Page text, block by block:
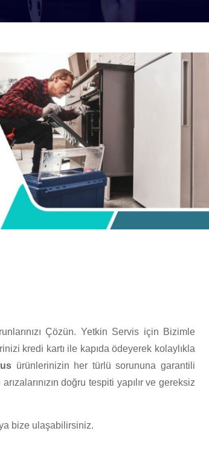
Çözün. Yetkin Servis için Bizimle
kredi kartı ile kapıda ödeyerek kolaylıkla
ürünlerinizin her türlü sorununa garantili
doğru tespiti yapılır ve gereksiz
bize ulaşabilirsiniz.